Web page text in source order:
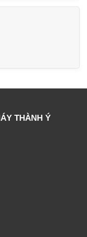
THÀNH Ý